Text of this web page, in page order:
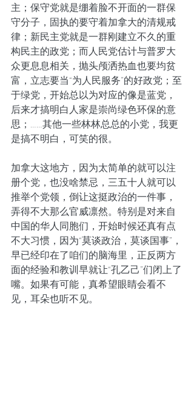
主；保守党就是绷着脸不开面的一群保
守分子，固执的要守着加拿大的清规戒
律；新民主党就是一群刚建立不久的重
构民主的政党；而人民党估计与普罗大
众更息息相关，抛头颅洒热血也要均贫
富，立志要当“为人民服务”的好政党；至
于绿党，开始总以为对应的像是蓝党，
后来才搞明白人家是崇尚绿色环保的意
思；……其他一些林林总总的小党，我更
是搞不明白，可笑的很。
加拿大这地方，因为太简单的就可以注
册个党，也没啥禁忌，三五十人就可以
推举个党领，倒让这挺政治的一件事，
弄得不大那么官威凛然。特别是对来自
中国的华人同胞们，开始时候还真有点
不大习惯，因为“莫谈政治，莫谈国事”，
早已经印在了咱们的脑海里，正反两方
面的经验和教训早就让“孔乙己”们闭上了
嘴。如果有可能，真希望眼睛会看不
见，耳朵也听不见。